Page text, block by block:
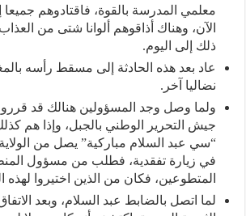
معلمي المدرسة بالقوة، فاقتادوهم جميعا
الآن، وهناك أذاقوهم ألوانا شتى من
ذلك إلى اليوم.
عاد بعد هذه الحادثة إلى مسقط رأسه
نضاليا آخر.
ولما وصل وجد المسؤولين هنالك قد
جيش التحرير الوطني بالجبل، وإذا هم
“سي عبد السلام مباركية” يصل من الولاية
في زيارة تفقدية، فطلب من مسؤول
المتطوعين، فكان من الذين اختيروا لهذه
لما اتصل بالضابط عبد السلام، وبعد